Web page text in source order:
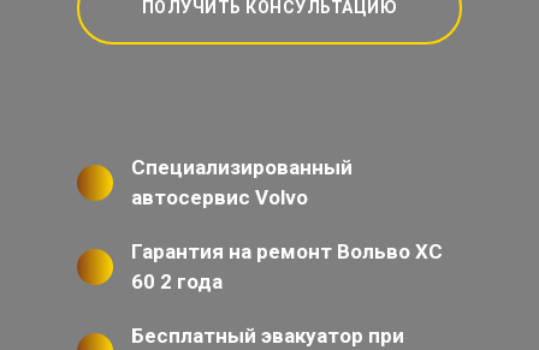
ПОЛУЧИТЬ КОНСУЛЬТАЦИЮ
Специализированный
автосервис Volvo
Гарантия на ремонт Вольво ХС
60 2 года
Бесплатный эвакуатор при